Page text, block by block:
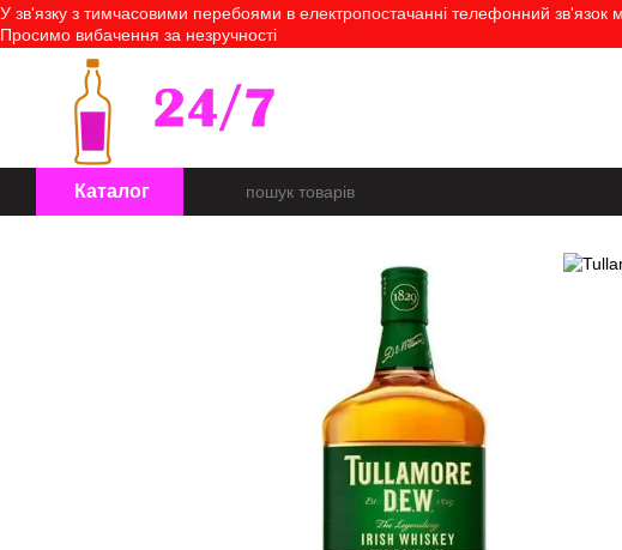
Перейти до основного контенту
У зв'язку з тимчасовими перебоями в електропостачанні телефонний
Просимо вибачення за незручності
Каталог